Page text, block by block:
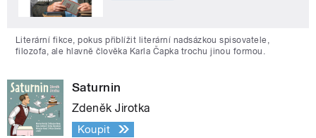
Literární fikce, pokus přiblížit literární nadsázkou spisovatele,
filozofa, ale hlavně člověka Karla Čapka trochu jinou formou.
Saturnin
Zdeněk Jirotka
Koupit